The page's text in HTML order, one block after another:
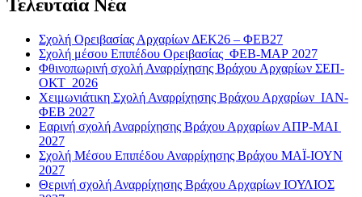
Τελευταία Νέα
Σχολή Ορειβασίας Αρχαρίων ΔΕΚ26 – ΦΕΒ27
Σχολή μέσου Επιπέδου Ορειβασίας ΦΕΒ-ΜΑΡ 2027
Φθινοπωρινή σχολή Αναρρίχησης Βράχου Αρχαρίων ΣΕΠ-
ΟΚΤ 2026
Χειμωνιάτικη Σχολή Αναρρίχησης Βράχου Αρχαρίων ΙΑΝ-
ΦΕΒ 2027
Εαρινή σχολή Αναρρίχησης Βράχου Αρχαρίων ΑΠΡ-ΜΑΙ
2027
Σχολή Μέσου Επιπέδου Αναρρίχησης Βράχου ΜΑΪ-ΙΟΥΝ
2027
Θερινή σχολή Αναρρίχησης Βράχου Αρχαρίων ΙΟΥΛΙΟΣ